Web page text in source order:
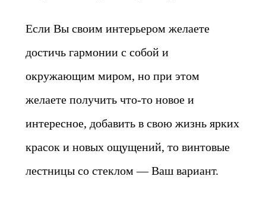
Если Вы своим интерьером желаете
достичь гармонии с собой и
окружающим миром, но при этом
желаете получить что-то новое и
интересное, добавить в свою жизнь ярких
красок и новых ощущений, то винтовые
лестницы со стеклом — Ваш вариант.